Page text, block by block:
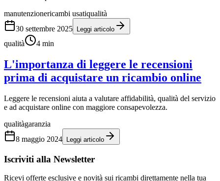
manutenzionericambi usatiqualità
30 settembre 2025
Leggi articolo
qualità 4 min
L'importanza di leggere le recensioni
prima di acquistare un ricambio online
Leggere le recensioni aiuta a valutare affidabilità, qualità del servizio
e ad acquistare online con maggiore consapevolezza.
qualitàgaranzia
8 maggio 2024
Leggi articolo
Iscriviti alla Newsletter
Ricevi offerte esclusive e novità sui ricambi direttamente nella tua